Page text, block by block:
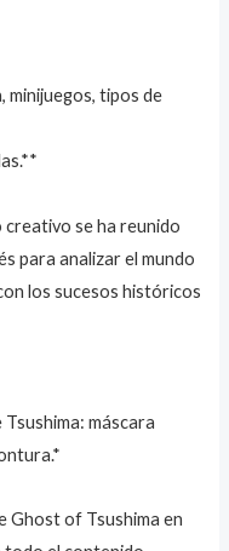
minijuegos, tipos de
se ha reunido
para analizar el mundo
los sucesos históricos
máscara
Ghost of Tsushima en